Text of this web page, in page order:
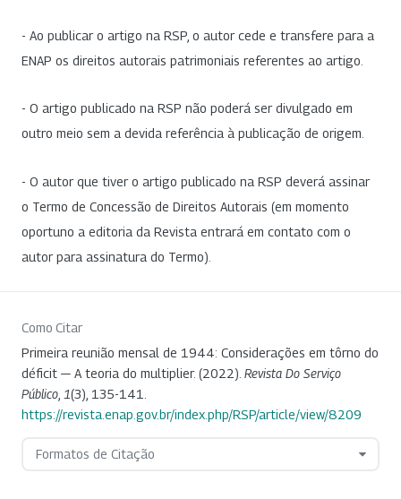
- Ao publicar o artigo na RSP, o autor cede e transfere para a
ENAP os direitos autorais patrimoniais referentes ao artigo.
- O artigo publicado na RSP não poderá ser divulgado em
outro meio sem a devida referência à publicação de origem.
- O autor que tiver o artigo publicado na RSP deverá assinar
o Termo de Concessão de Direitos Autorais (em momento
oportuno a editoria da Revista entrará em contato com o
autor para assinatura do Termo).
Como Citar
Primeira reunião mensal de 1944: Considerações em tôrno do
déficit — A teoria do multiplier. (2022). Revista Do Serviço
Público 1(3), 135-141.
https://revista.enap.gov.br/index.php/RSP/article/view/8209
Formatos de Citação